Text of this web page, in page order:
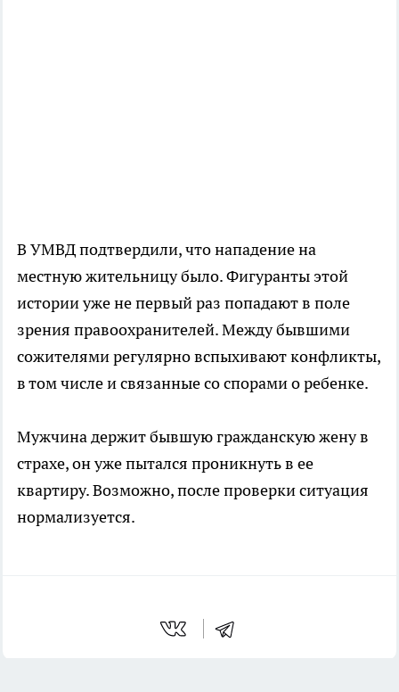
В УМВД подтвердили, что нападение на
местную жительницу было. Фигуранты этой
истории уже не первый раз попадают в поле
зрения правоохранителей. Между бывшими
сожителями регулярно вспыхивают конфликты,
в том числе и связанные со спорами о ребенке.
Мужчина держит бывшую гражданскую жену в
страхе, он уже пытался проникнуть в ее
квартиру. Возможно, после проверки ситуация
нормализуется.